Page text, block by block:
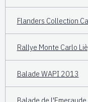
Flanders Collection
Rallye Monte Carlo
Balade WAPI 2013
Balade de